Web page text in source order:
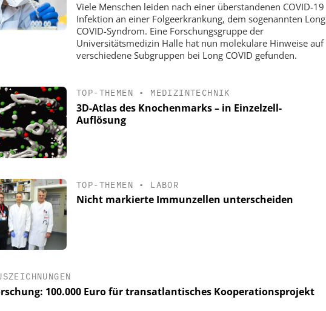
Viele Menschen leiden nach einer überstandenen COVID-19
Infektion an einer Folgeerkrankung, dem sogenannten Long
COVID-Syndrom. Eine Forschungsgruppe der
Universitätsmedizin Halle hat nun molekulare Hinweise auf
verschiedene Subgruppen bei Long COVID gefunden.
TOP-THEMEN • MEDIZINTECHNIK
3D-Atlas des Knochenmarks – in Einzelzell-
Auflösung
TOP-THEMEN • LABOR
Nicht markierte Immunzellen unterscheiden
100.000 Euro für transatlantisches Kooperationsprojekt